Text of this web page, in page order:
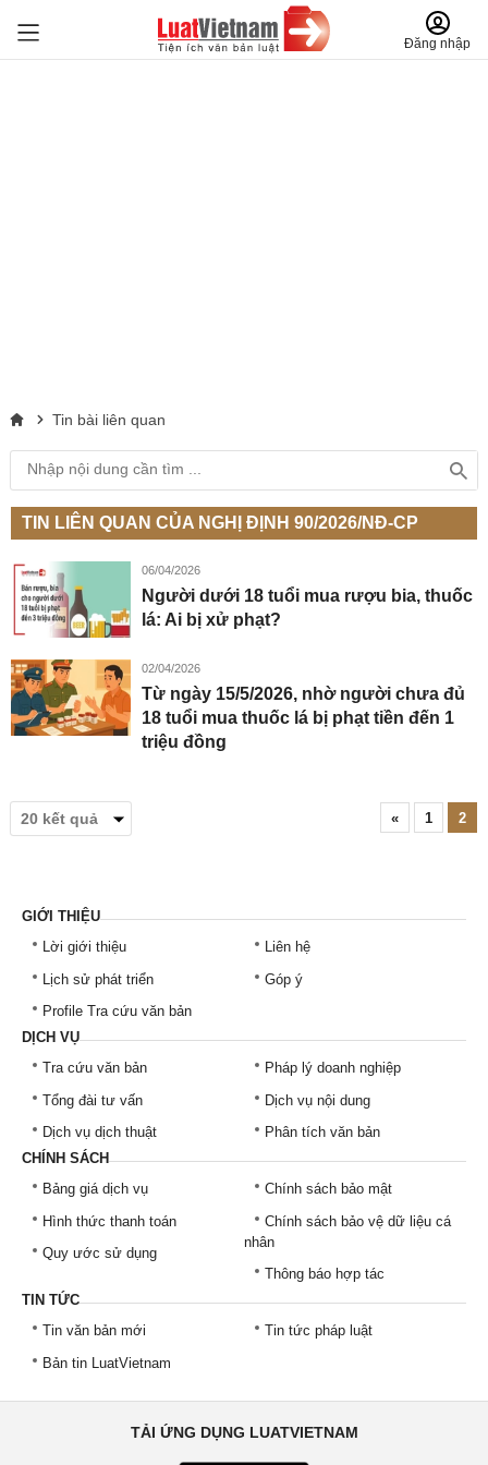
Đăng nhập
Tin bài liên quan
TIN LIÊN QUAN CỦA NGHỊ ĐỊNH 90/2026/NĐ-CP
06/04/2026
Người dưới 18 tuổi mua rượu bia, thuốc
lá: Ai bị xử phạt?
02/04/2026
Từ ngày 15/5/2026, nhờ người chưa đủ
18 tuổi mua thuốc lá bị phạt tiền đến 1
triệu đồng
« 1 2
GIỚI THIỆU
Lời giới thiệu
Lịch sử phát triển
Profile Tra cứu văn bản
Liên hệ
Góp ý
DỊCH VỤ
Tra cứu văn bản
Tổng đài tư vấn
Dịch vụ dịch thuật
Pháp lý doanh nghiệp
Dịch vụ nội dung
Phân tích văn bản
CHÍNH SÁCH
Bảng giá dịch vụ
Hình thức thanh toán
Quy ước sử dụng
Chính sách bảo mật
Chính sách bảo vệ dữ liệu cá
nhân
Thông báo hợp tác
TIN TỨC
Tin văn bản mới
Bản tin LuatVietnam
Tin tức pháp luật
TẢI ỨNG DỤNG LUATVIETNAM